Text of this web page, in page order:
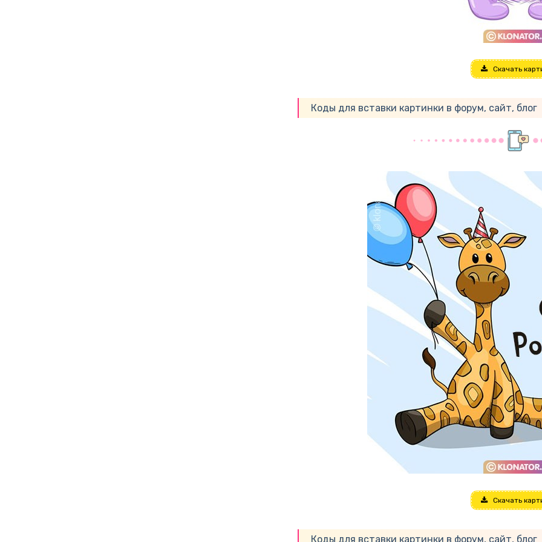
Скачать
Коды для вставки картинки в форум, сайт, блог
Скачать
Коды для вставки картинки в форум, сайт, блог